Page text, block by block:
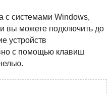
с системами Windows,
вы можете подключить до
устройств
с помощью клавиш